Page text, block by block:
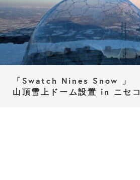
「Swatch Nines Snow 」
山頂雪上ドーム設置 in ニセコ